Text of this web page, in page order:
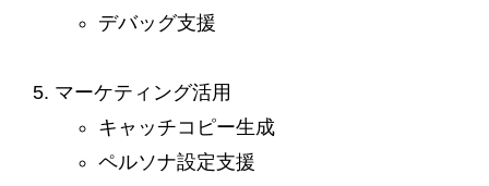
デバッグ支援
マーケティング活用
キャッチコピー生成
ペルソナ設定支援